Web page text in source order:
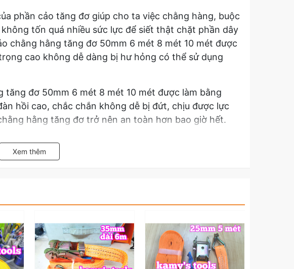
phần cảo tăng đơ giúp cho ta việc chằng hàng, buộc
tốn quá nhiều sức lực để siết thật chặt phần dây
chằng hằng tăng đơ 50mm 6 mét 8 mét 10 mét được
cao không dễ dàng bị hư hỏng có thể sử dụng
tăng đơ 50mm 6 mét 8 mét 10 mét được làm bằng
hồi cao, chắc chắn không dễ bị đứt, chịu được lực
hằng tăng đơ trở nên an toàn hơn bao giờ hết.
tin chi tiết sản phẩm dây cảo chằng hàng tăng đơ
Xem thêm